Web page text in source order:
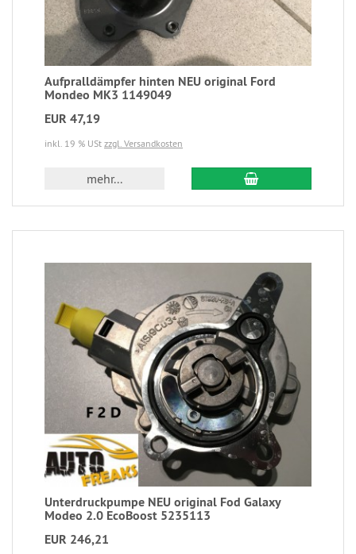
Aufpralldämpfer hinten NEU original Ford
Mondeo MK3 1149049
EUR 47,19
inkl. 19 % USt zzgl. Versandkosten
mehr...
Unterdruckpumpe NEU original Fod Galaxy
Modeo 2.0 EcoBoost 5235113
EUR 246,21